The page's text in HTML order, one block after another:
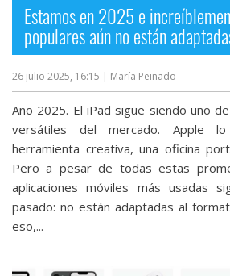
Estamos en 2025 e
populares aún no están
26 julio 2025, 16:15 | María Peinado
Año 2025. El iPad sigue siendo uno
versátiles del mercado. Apple
herramienta creativa, una oficina
Pero a pesar de todas estas
aplicaciones móviles más usadas
pasado: no están adaptadas al
eso,...